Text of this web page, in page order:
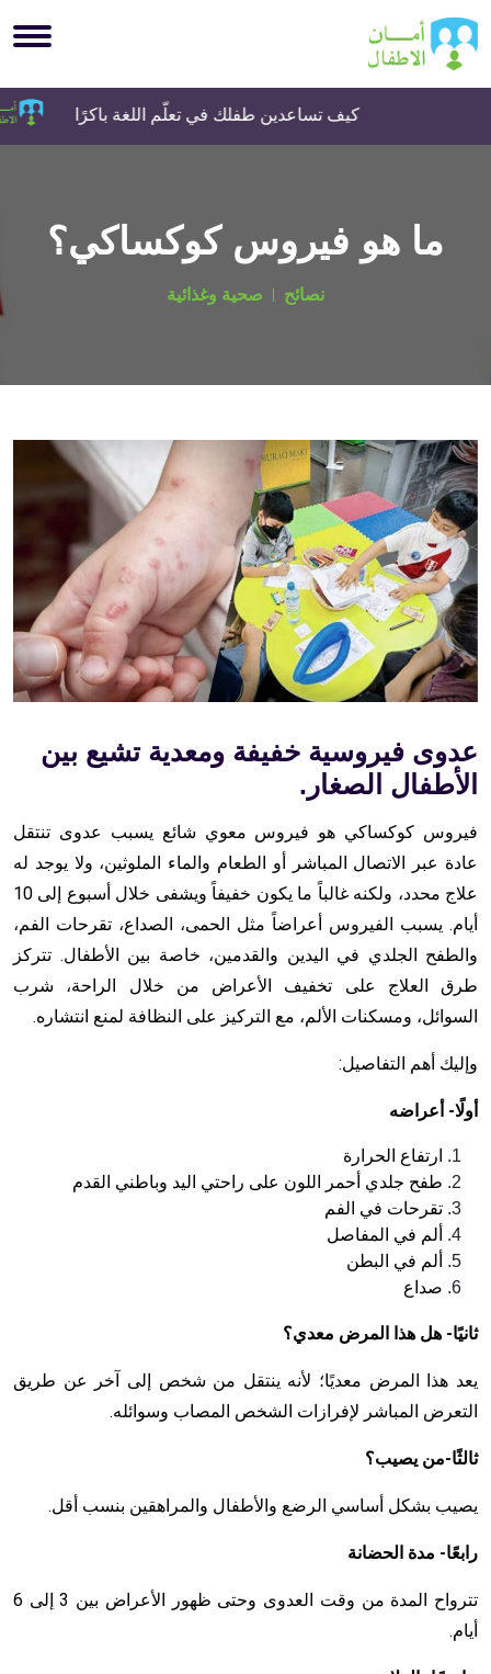
كيف تساعدين طفلك في تعلّم اللغة باكرًا
ما هو فيروس كوكساكي؟
نصائح صحية وغذائية
عدوى فيروسية خفيفة ومعدية تشيع بين
الأطفال الصغار.
فيروس كوكساكي هو فيروس معوي شائع يسبب عدوى تنتقل
عادة عبر الاتصال المباشر أو الطعام والماء الملوثين، ولا يوجد له
علاج محدد، ولكنه غالباً ما يكون خفيفاً ويشفى خلال أسبوع إلى 10
أيام. يسبب الفيروس أعراضاً مثل الحمى، الصداع، تقرحات الفم،
والطفح الجلدي في اليدين والقدمين، خاصة بين الأطفال. تتركز
طرق العلاج على تخفيف الأعراض من خلال الراحة، شرب
السوائل، ومسكنات الألم، مع التركيز على النظافة لمنع انتشاره.
وإليك أهم التفاصيل:
أولًا- أعراضه
ارتفاع الحرارة
طفح جلدي أحمر اللون على راحتي اليد وباطني القدم
تقرحات في الفم
ألم في المفاصل
ألم في البطن
صداع
ثانيًا- هل هذا المرض معدي؟
يعد هذا المرض معديًا؛ لأنه ينتقل من شخص إلى آخر عن طريق
التعرض المباشر لإفرازات الشخص المصاب وسوائله.
ثالثًا-من يصيب؟
يصيب بشكل أساسي الرضع والأطفال والمراهقين بنسب أقل.
رابعًا- مدة الحضانة
تترواح المدة من وقت العدوى وحتى ظهور الأعراض بين 3 إلى 6
أيام.